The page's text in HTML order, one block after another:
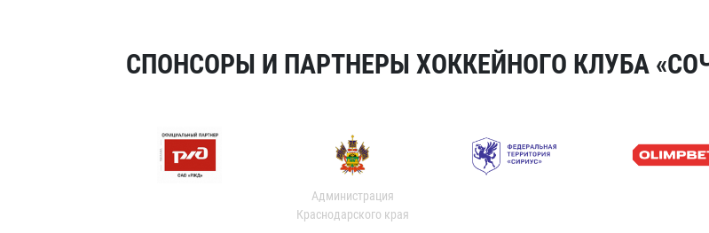
СПОНСОРЫ И ПАРТНЕРЫ ХОККЕЙНОГО КЛУБА
Администрация
Краснодарского края